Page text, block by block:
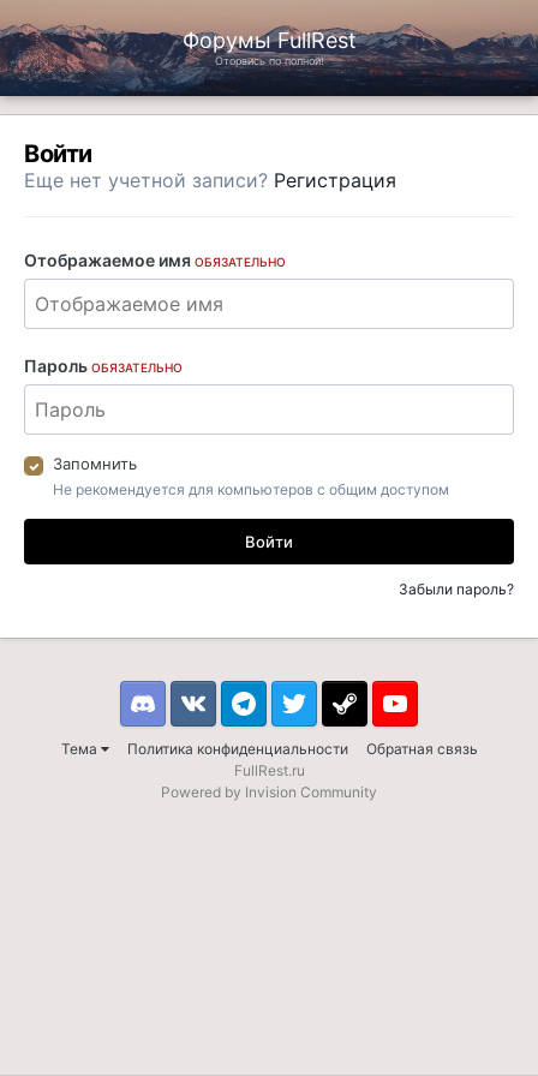
Форумы FullRest
Оторвись по полной!
Войти
Еще нет учетной записи? Регистрация
Отображаемое имя ОБЯЗАТЕЛЬНО
Пароль ОБЯЗАТЕЛЬНО
Запомнить
Не рекомендуется для компьютеров с общим доступом
Войти
Забыли пароль?
Тема Политика конфиденциальности Обратная связь
DiscordVK TelegramTwitter Steam Youtube
FullRest.ru
Powered by Invision Community